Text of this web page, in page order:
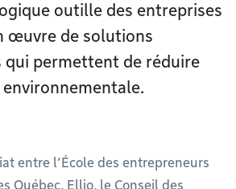
outille des entreprises
œuvre de solutions
qui permettent de réduire
entre l’École des entrepreneurs
Québec, Ellio, le Conseil des